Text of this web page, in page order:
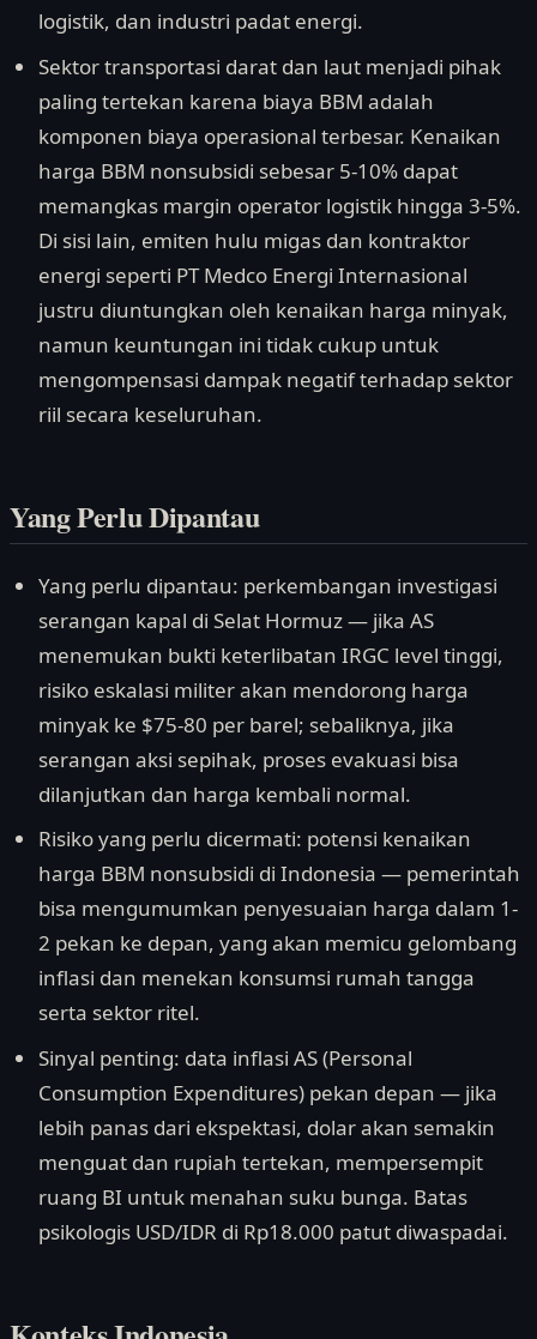
logistik, dan industri padat energi.
Sektor transportasi darat dan laut menjadi pihak
paling tertekan karena biaya BBM adalah
komponen biaya operasional terbesar. Kenaikan
harga BBM nonsubsidi sebesar 5-10% dapat
memangkas margin operator logistik hingga 3-5%.
Di sisi lain, emiten hulu migas dan kontraktor
energi seperti PT Medco Energi Internasional
justru diuntungkan oleh kenaikan harga minyak,
namun keuntungan ini tidak cukup untuk
mengompensasi dampak negatif terhadap sektor
riil secara keseluruhan.
Yang Perlu Dipantau
Yang perlu dipantau: perkembangan investigasi
serangan kapal di Selat Hormuz — jika AS
menemukan bukti keterlibatan IRGC level tinggi,
risiko eskalasi militer akan mendorong harga
minyak ke $75-80 per barel; sebaliknya, jika
serangan aksi sepihak, proses evakuasi bisa
dilanjutkan dan harga kembali normal.
Risiko yang perlu dicermati: potensi kenaikan
harga BBM nonsubsidi di Indonesia — pemerintah
bisa mengumumkan penyesuaian harga dalam 1-
2 pekan ke depan, yang akan memicu gelombang
inflasi dan menekan konsumsi rumah tangga
serta sektor ritel.
Sinyal penting: data inflasi AS (Personal
Consumption Expenditures) pekan depan — jika
lebih panas dari ekspektasi, dolar akan semakin
menguat dan rupiah tertekan, mempersempit
ruang BI untuk menahan suku bunga. Batas
psikologis USD/IDR di Rp18.000 patut diwaspadai.